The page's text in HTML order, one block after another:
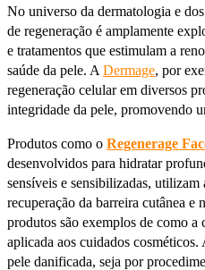
No universo da dermatologia e
de regeneração é amplamente
e tratamentos que estimulam a
saúde da pele. A Dermage, por
regeneração celular em diversos
integridade da pele, promovendo
Produtos como o Regenerage
desenvolvidos para hidratar
sensíveis e sensibilizadas,
recuperação da barreira cutânea e
produtos são exemplos de como a
aplicada aos cuidados cosméticos.
pele danificada, seja por